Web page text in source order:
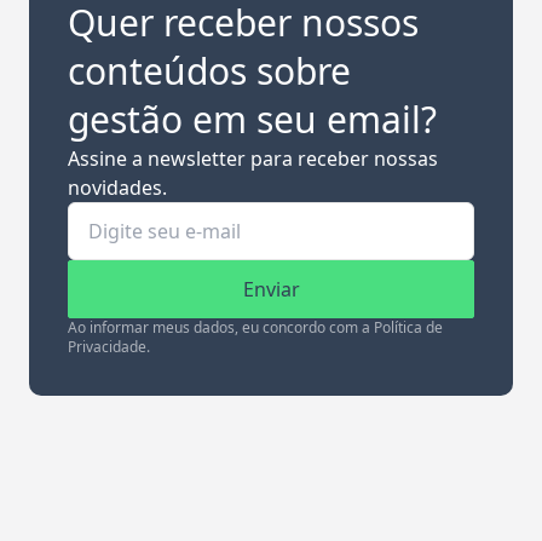
Quer receber nossos
conteúdos sobre
gestão em seu email?
Assine a newsletter para receber nossas
novidades.
Enviar
Ao informar meus dados, eu concordo com a Política de
Privacidade.